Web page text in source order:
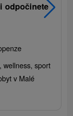
odpočinete
wellness, sport
v Malé